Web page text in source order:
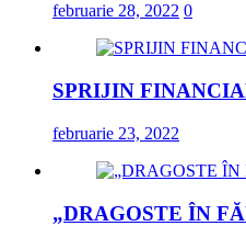
februarie 28, 2022 0
SPRIJIN
februarie 23, 2022
„DRAGOSTE ÎN